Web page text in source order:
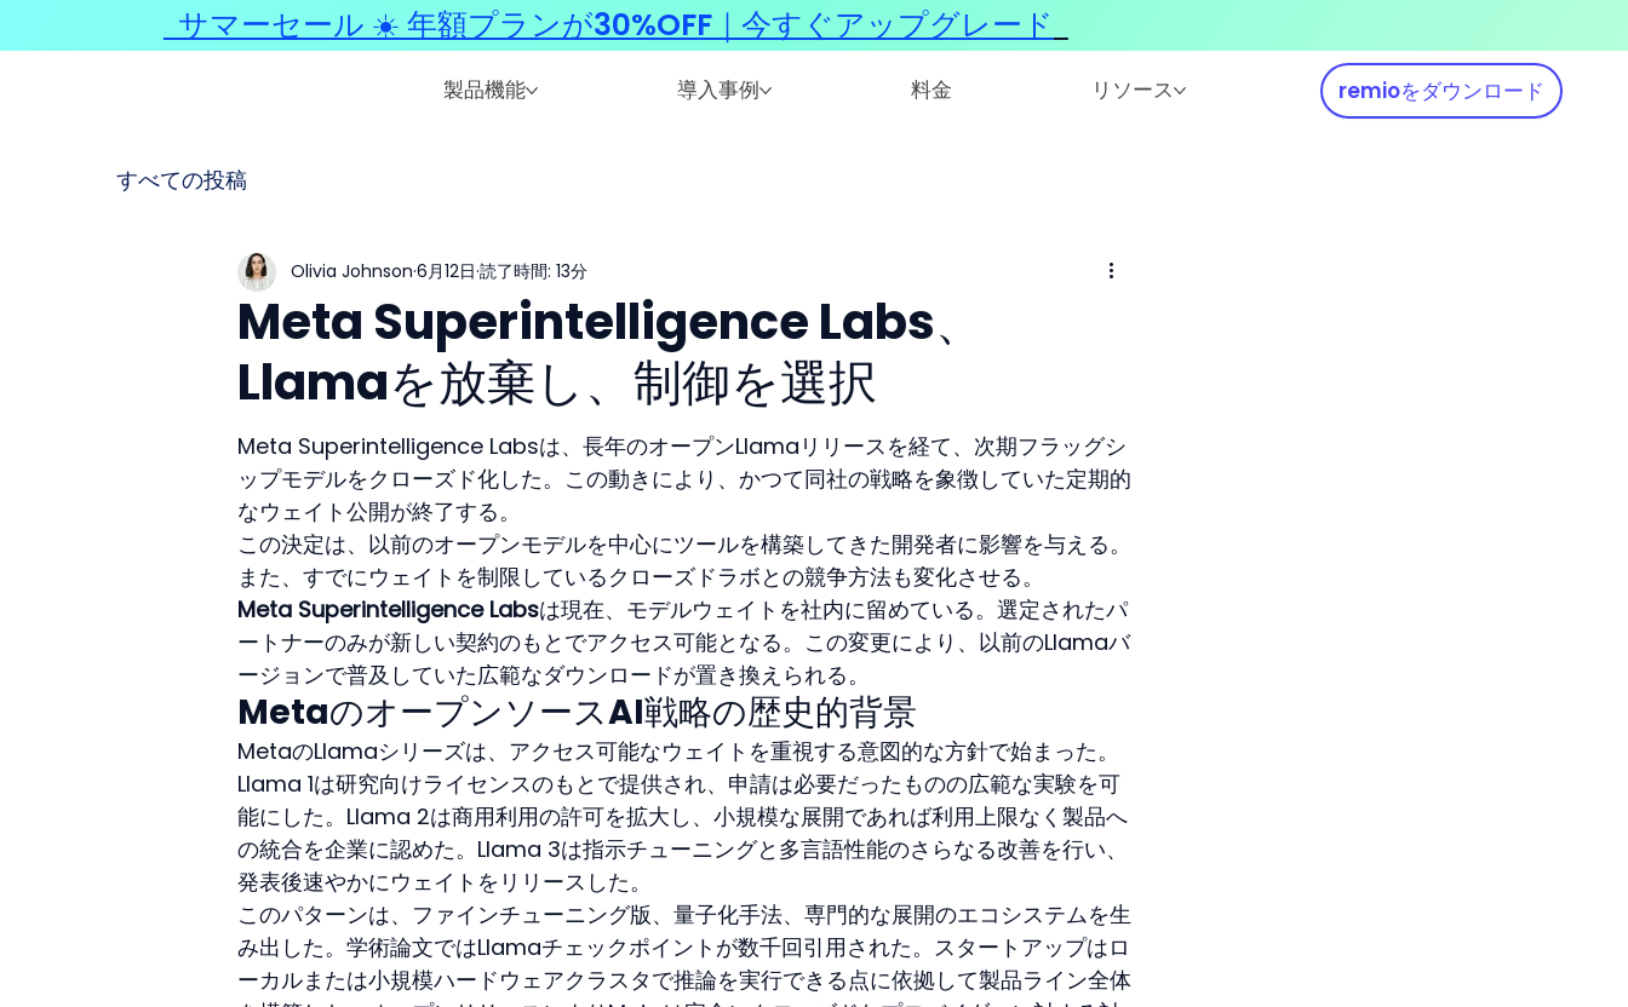
製品機能 導入事例 料金 リソース remioをダウンロード
すべての投稿
Meta Superintelligence Labs、
Llamaを放棄し、制御を選択
Olivia Johnson 6月12日 読了時間: 13分
Meta Superintelligence Labsは、長年のオープンLlamaリリースを経て、次期フラッグシ
ップモデルをクローズド化した。この動きにより、かつて同社の戦略を象徴していた定期的
なウェイト公開が終了する。
この決定は、以前のオープンモデルを中心にツールを構築してきた開発者に影響を与える。
また、すでにウェイトを制限しているクローズドラボとの競争方法も変化させる。
Meta Superintelligence Labsは現在、モデルウェイトを社内に留めている。選定されたパ
ートナーのみが新しい契約のもとでアクセス可能となる。この変更により、以前のLlamaバ
ージョンで普及していた広範なダウンロードが置き換えられる。
MetaのオープンソースAI戦略の歴史的背景
MetaのLlamaシリーズは、アクセス可能なウェイトを重視する意図的な方針で始まった。
Llama 1は研究向けライセンスのもとで提供され、申請は必要だったものの広範な実験を可
能にした。Llama 2は商用利用の許可を拡大し、小規模な展開であれば利用上限なく製品へ
の統合を企業に認めた。Llama 3は指示チューニングと多言語性能のさらなる改善を行い、
発表後速やかにウェイトをリリースした。
このパターンは、ファインチューニング版、量子化手法、専門的な展開のエコシステムを生
み出した。学術論文ではLlamaチェックポイントが数千回引用された。スタートアップはロ
ーカルまたは小規模ハードウェアクラスタで推論を実行できる点に依拠して製品ライン全体
サマーセール ☀️ 年額プランが30%OFF｜今すぐアップグレード